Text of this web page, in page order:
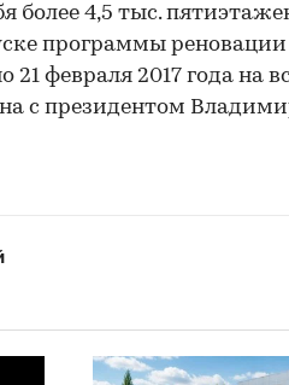
более 4,5 тыс.
программы
21 февраля 2017 года на
с президентом